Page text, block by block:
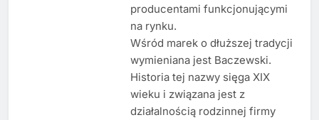
producentami funkcjonującymi
na rynku.
Wśród marek o dłuższej tradycji
wymieniana jest Baczewski.
Historia tej nazwy sięga XIX
wieku i związana jest z
działalnością rodzinnej firmy